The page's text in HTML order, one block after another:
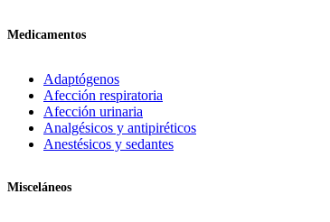
Medicamentos
Adaptógenos
Afección respiratoria
Afección urinaria
Analgésicos y antipiréticos
Anestésicos y sedantes
Misceláneos